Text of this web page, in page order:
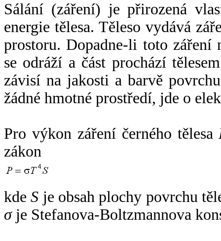
Sálání (záření) je přirozená
energie tělesa. Těleso vydává
prostoru. Dopadne-li toto záření
se odráží a část prochází
závisí na jakosti a barvě
žádné hmotné prostředí, jde o
Pro výkon záření černého tělesa
zákon
kdeS je obsah plochy povrchu
σje Stefanova-Boltzmannova